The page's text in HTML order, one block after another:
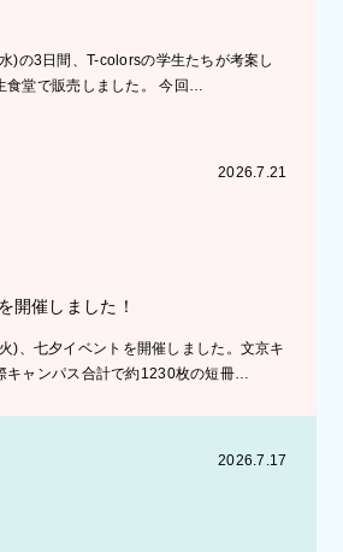
)の3日間、T-colorsの学生たちが考案し
食堂で販売しました。 今回…
2026.7.21
開催しました！
)、七夕イベントを開催しました。文京キ
キャンパス合計で約1230枚の短冊…
2026.7.17